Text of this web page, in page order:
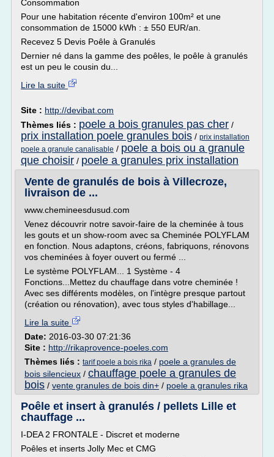
Consommation
Pour une habitation récente d'environ 100m² et une
consommation de 15000 kWh : ± 550 EUR/an.
Recevez 5 Devis Poêle à Granulés
Dernier né dans la gamme des poêles, le poêle à granulés
est un peu le cousin du...
Lire la suite
Site : http://devibat.com
Thèmes liés : poele a bois granules pas cher /
prix installation poele granules bois / prix installation
poele a granule canalisable / poele a bois ou a granule
que choisir / poele a granules prix installation
Vente de granulés de bois à Villecroze,
livraison de ...
www.chemineesdusud.com
Venez découvrir notre savoir-faire de la cheminée à tous
les gouts et un show-room avec sa Cheminée POLYFLAM
en fonction. Nous adaptons, créons, fabriquons, rénovons
vos cheminées à foyer ouvert ou fermé ...
Le système POLYFLAM... 1 Système - 4
Fonctions...Mettez du chauffage dans votre cheminée !
Avec ses différents modèles, on l'intègre presque partout
(création ou rénovation), avec tous styles d'habillage...
Lire la suite
Date: 2016-03-30 07:21:36
Site : http://rikaprovence-poeles.com
Thèmes liés : tarif poele a bois rika / poele a granules de
bois silencieux / chauffage poele a granules de
bois / vente granules de bois din+ / poele a granules rika
Poêle et insert à granulés / pellets Lille et
chauffage ...
I-DEA 2 FRONTALE - Discret et moderne
Poêles et inserts Jolly Mec et CMG